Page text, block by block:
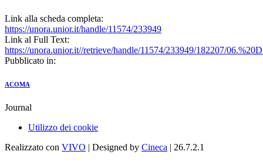
Link alla scheda completa:
https://unora.unior.it/handle/11574/233949
Link al Full Text:
https://unora.unior.it//retrieve/handle/11574/233949/182207/
Pubblicato in:
ACOMA
Journal
Utilizzo dei cookie
Realizzato con VIVO | Designed by Cineca | 26.7.2.1